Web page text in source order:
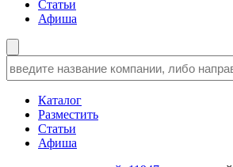
Статьи
Афиша
Каталог
Разместить
Статьи
Афиша